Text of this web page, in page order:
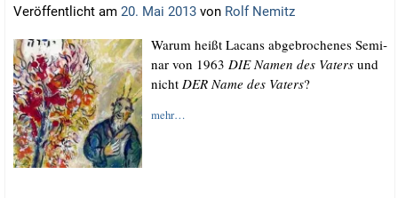
Veröffentlicht am 20. Mai 2013 von Rolf Nemitz
War­um heißt Lacans abge­bro­che­nes Semi­
nar von 1963DIE Namen des Vaters und
nichtDER Name des Vaters?
mehr…